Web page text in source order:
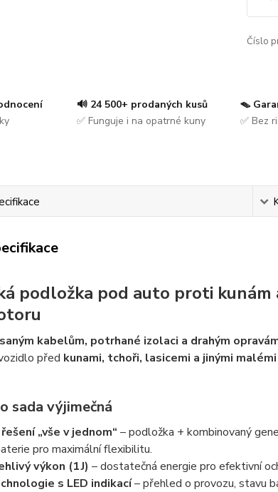
Číslo
🔊 24 500+ prodaných kusů
✅ Funguje i na opatrné kuny
🪤
✅ Bez
podložka pod auto proti
kabelům, potrhané izolaci a drahým
před kunami, tchoři, lasicemi a jinými
sada výjimečná
„vše v jednom“ – podložka + kombinovaný
pro maximální flexibilitu.
výkon (1 J) – dostatečná energie pro efektivní
s LED indikací– přehled o provozu, stavu